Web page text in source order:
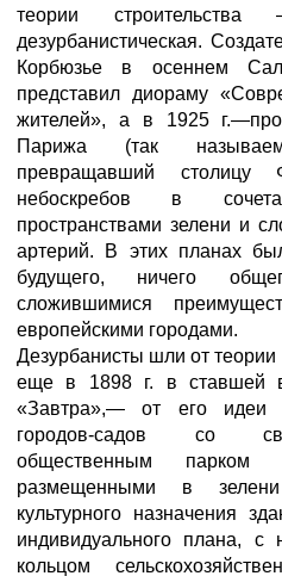
теории
дезурбанистическая.
Корбюзье в осеннем
представил диораму
жителей», а в 1925
Парижа (так
превращавший столицу
небоскребов в
пространствами зелени и
артерий. В этих планах
будущего, ничего
сложившимися
европейскими городами.
Дезурбанисты шли от
еще в 1898 г. в ставшей
«Завтра»,— от его идеи
городов-садов со
общественным
размещенными в
культурного назначения
индивидуального плана, с
кольцом